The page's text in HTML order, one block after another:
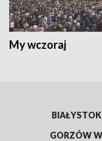
My wczoraj
BIAŁYSTOK
GORZÓW